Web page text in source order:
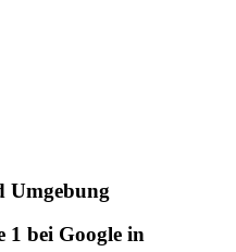
Umgebung
1 bei Google in